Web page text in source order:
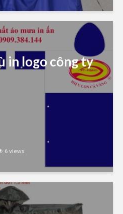
in logo công ty
6 views